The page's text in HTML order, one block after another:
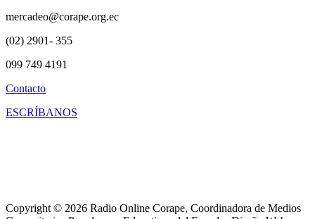
mercadeo@corape.org.ec
(02) 2901- 355
099 749 4191
Contacto
ESCRÍBANOS
Copyright © 2026 Radio Online Corape, Coordinadora de Medios